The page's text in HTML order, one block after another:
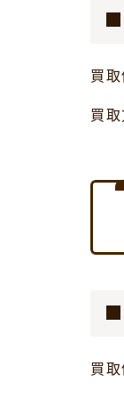
■
買取
買
■
買取